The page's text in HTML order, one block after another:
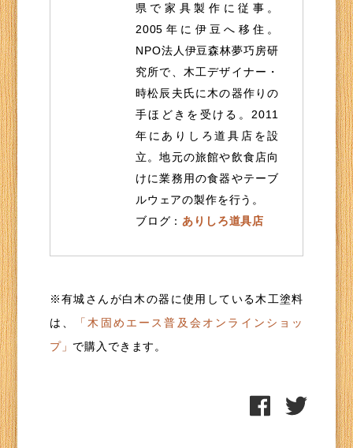
県で家具製作に従事。
2005年に伊豆へ移住。
NPO法人伊豆森林夢巧房研
究所で、木工デザイナー・
時松辰夫氏に木の器作りの
手ほどきを受ける。2011
年にありしろ道具店を設
立。地元の旅館や飲食店向
けに業務用の食器やテーブ
ルウェアの製作を行う。
ブログ： ありしろ道具店
※有城さんが白木の器に使用している木工塗料
は、
「木固めエース普及会オンラインショッ
プ」 で購入できます。